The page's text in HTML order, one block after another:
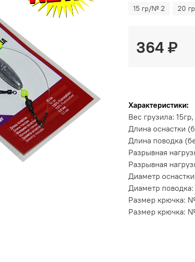
15 гр/№ 2 20
364 ₽
Характеристики:
Вес грузила:
Длина оснастки
Длина поводка
Разрывная
Разрывная
Диаметр
Диаметр
Размер крючка:
Размер крючка: